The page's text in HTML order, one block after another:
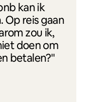
kan ik
Op reis gaan
zou ik,
doen om
betalen?"